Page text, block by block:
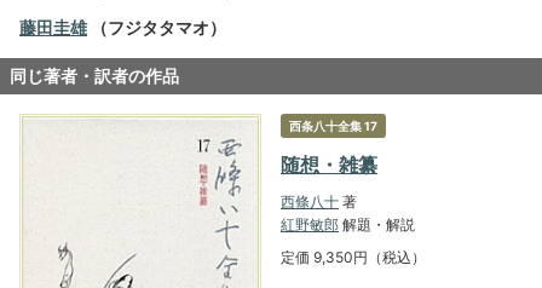
藤田圭雄（フジタタマオ）
同じ著者・訳者の作品
西条八十全集 17
随想・雑纂
西條八十 著
紅野敏郎 解題・解説
定価 9,350円（税込）